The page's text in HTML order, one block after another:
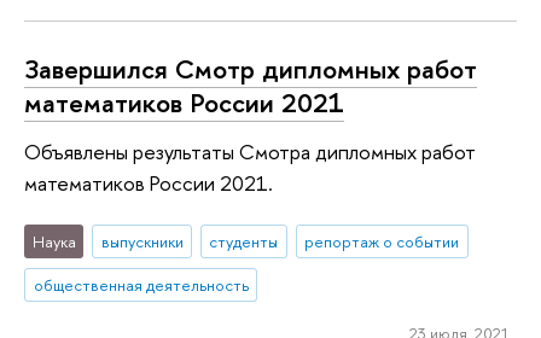
Завершился Смотр дипломных работ
математиков России 2021
Объявлены результаты Смотра дипломных работ
математиков России 2021.
Наука выпускники студенты
репортаж о событии
общественная деятельность
23 июля 2021